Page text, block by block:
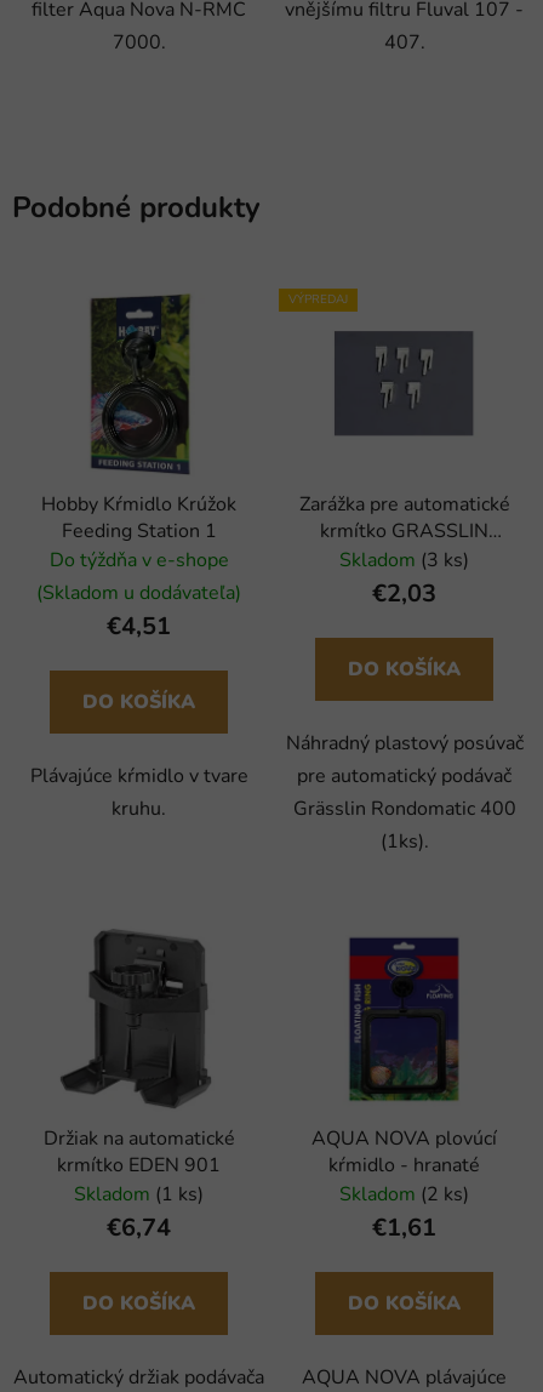
filter Aqua Nova N-RMC
7000.
vnějšímu filtru Fluval 107 -
407.
Podobné produkty
Hobby Kŕmidlo Krúžok
Feeding Station 1
Do týždňa v e-shope
(Skladom u dodávateľa)
€4,51
DO KOŠÍKA
Plávajúce kŕmidlo v tvare
kruhu.
VÝPREDAJ
Zarážka pre automatické
krmítko GRASSLIN
Rondomatic 400 (1ks)
Skladom (3 ks)
€2,03
DO KOŠÍKA
Náhradný plastový posúvač
pre automatický podávač
Grässlin Rondomatic 400
(1ks).
Držiak na automatické
krmítko EDEN 901
Skladom (1 ks)
€6,74
DO KOŠÍKA
Automatický držiak podávača
AQUA NOVA plovúcí
kŕmidlo - hranaté
Skladom (2 ks)
€1,61
DO KOŠÍKA
AQUA NOVA plávajúce